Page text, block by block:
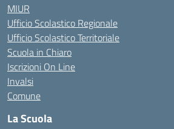
MIUR
Ufficio Scolastico Regionale
Ufficio Scolastico Territoriale
Scuola in Chiaro
Iscrizioni On Line
Invalsi
Comune
La Scuola